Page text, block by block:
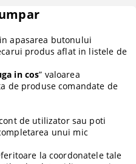
apasarea butonului
produs aflat in listele de
in cos” valoarea
de produse comandate de
de utilizator sau poti
unui mic
la coordonatele tale